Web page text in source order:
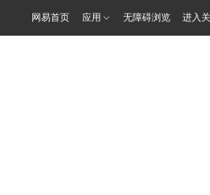
网易首页 应用 无障碍浏览 进入